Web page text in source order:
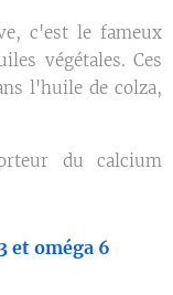
c'est le fameux
végétales. Ces
l'huile de colza,
du calcium
et oméga 6